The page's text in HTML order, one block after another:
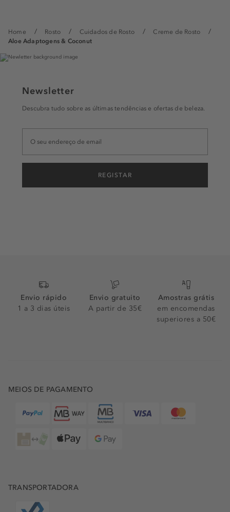
Home Rosto Cuidados de Rosto
Creme de Rosto
Aloe Adaptogens & Coconut
Newsletter
Descubra tudo sobre as últimas tendências e ofertas de beleza.
REGISTAR
Envio rápido
1 a 3 dias úteis
Envio gratuito
A partir de 35€
Amostras grátis
em encomendas
superiores a 50€
MEIOS DE PAGAMENTO
TRANSPORTADORA